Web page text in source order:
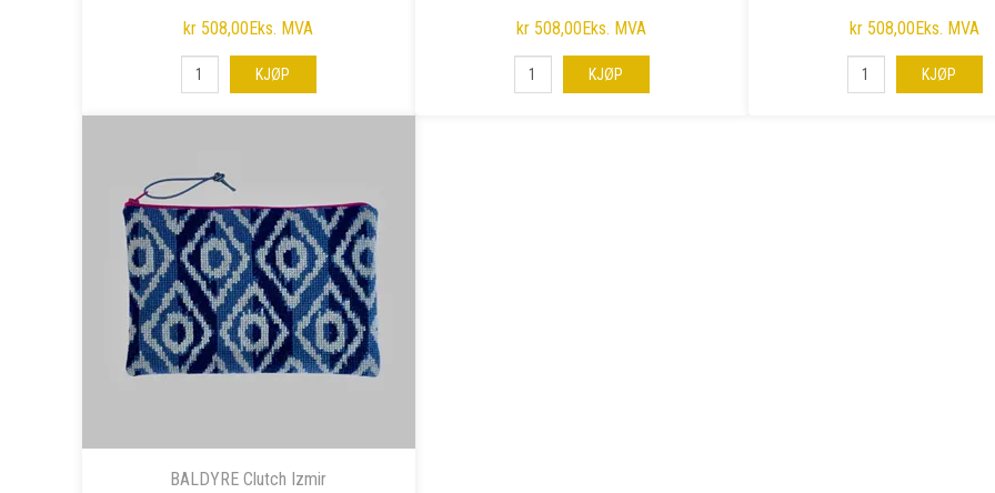
kr 508,00Eks. MVA
KJØP
kr 508,00Eks. MVA
KJØP
kr 508,00Eks. MVA
KJØP
BALDYRE Clutch Izmir